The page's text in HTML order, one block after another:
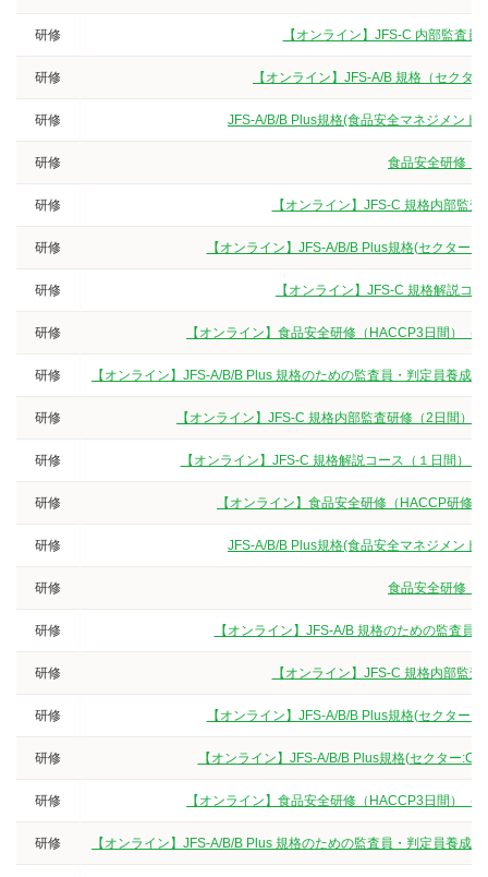
研修 【オンライン】JFS-C 内部監査
研修 【オンライン】JFS-A/B 規格（セクタ
研修 JFS-A/B/B Plus規格(食品安全マネジメント
研修 食品安全研修（
研修 【オンライン】JFS-C 規格内部監
研修 【オンライン】JFS-A/B/B Plus規格(セクタ
研修 【オンライン】JFS-C 規格解説コ
研修 【オンライン】食品安全研修（HACCP3日間）
研修 【オンライン】JFS-A/B/B Plus 規格のための監査員・判定員養
研修 【オンライン】JFS-C 規格内部監査研修（2日間）
研修 【オンライン】JFS-C 規格解説コース（１日間）
研修 【オンライン】食品安全研修（HACCP研修
研修 JFS-A/B/B Plus規格(食品安全マネジメント
研修 食品安全研修（
研修 【オンライン】JFS-A/B 規格のための監査
研修 【オンライン】JFS-C 規格内部監
研修 【オンライン】JFS-A/B/B Plus規格(セクタ
研修 【オンライン】JFS-A/B/B Plus規格(セクター
研修 【オンライン】食品安全研修（HACCP3日間）
研修 【オンライン】JFS-A/B/B Plus 規格のための監査員・判定員養